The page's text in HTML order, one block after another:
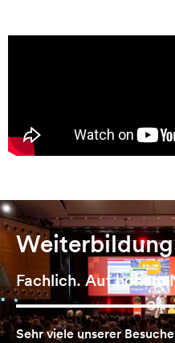
Fachlich. Auf hohem
Sehr viele unserer